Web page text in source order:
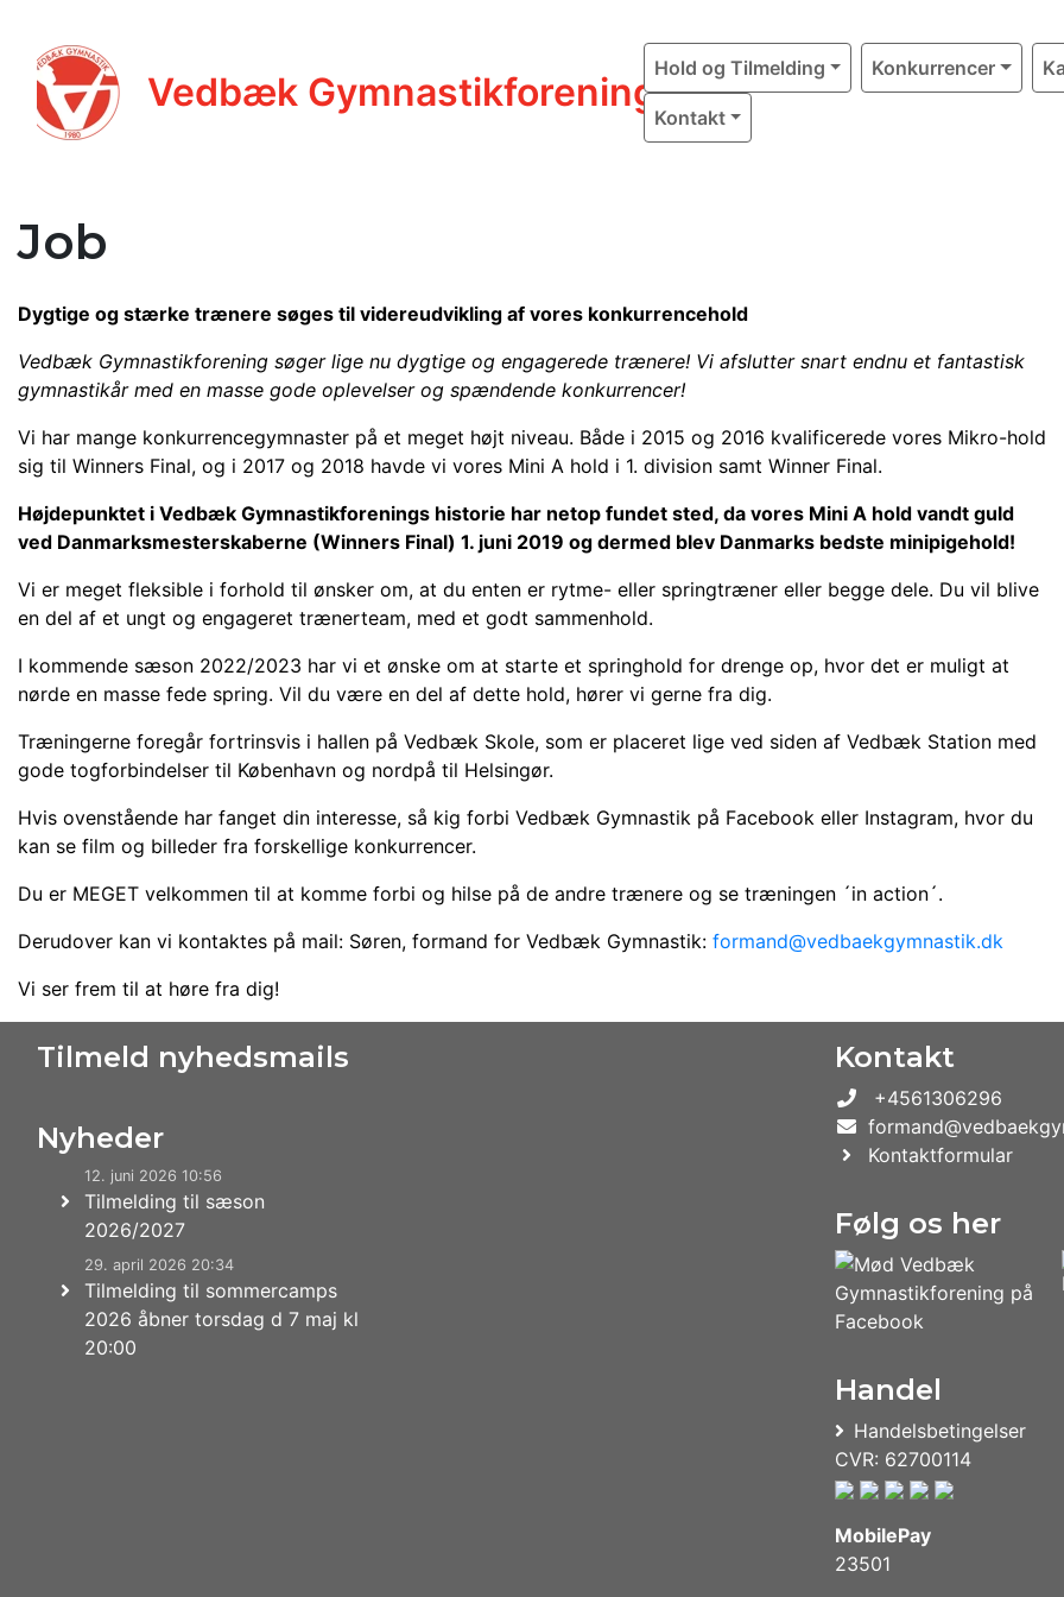
Vedbæk Gymnastikforening
Hold og Tilmelding Konkurrencer
Kontakt
Job
Dygtige og stærke trænere søges til videreudvikling af vores konkurrencehold
Vedbæk Gymnastikforening søger lige nu dygtige og engagerede trænere! Vi afslutter snart endnu et fantastisk
gymnastikår med en masse gode oplevelser og spændende konkurrencer!
Vi har mange konkurrencegymnaster på et meget højt niveau. Både i 2015 og 2016 kvalificerede vores Mikro-hold
sig til Winners Final, og i 2017 og 2018 havde vi vores Mini A hold i 1. division samt Winner Final.
Højdepunktet i Vedbæk Gymnastikforenings historie har netop fundet sted, da vores Mini A hold vandt guld
ved Danmarksmesterskaberne (Winners Final) 1. juni 2019 og dermed blev Danmarks bedste minipigehold!
Vi er meget fleksible i forhold til ønsker om, at du enten er rytme- eller springtræner eller begge dele. Du vil blive
en del af et ungt og engageret trænerteam, med et godt sammenhold.
I kommende sæson 2022/2023 har vi et ønske om at starte et springhold for drenge op, hvor det er muligt at
nørde en masse fede spring. Vil du være en del af dette hold, hører vi gerne fra dig.
Træningerne foregår fortrinsvis i hallen på Vedbæk Skole, som er placeret lige ved siden af Vedbæk Station med
gode togforbindelser til København og nordpå til Helsingør.
Hvis ovenstående har fanget din interesse, så kig forbi Vedbæk Gymnastik på Facebook eller Instagram, hvor du
kan se film og billeder fra forskellige konkurrencer.
Du er MEGET velkommen til at komme forbi og hilse på de andre trænere og se træningen ´in action´.
Derudover kan vi kontaktes på mail: Søren, formand for Vedbæk Gymnastik: formand@vedbaekgymnastik.dk
Vi ser frem til at høre fra dig!
Tilmeld nyhedsmails
Nyheder
12. juni 2026 10:56
Tilmelding til sæson
2026/2027
29. april 2026 20:34
Tilmelding til sommercamps
2026 åbner torsdag d 7 maj kl
20:00
Kontakt
+4561306296
Kontaktformular
Følg os her
Handel
Handelsbetingelser
CVR: 62700114
MobilePay
23501